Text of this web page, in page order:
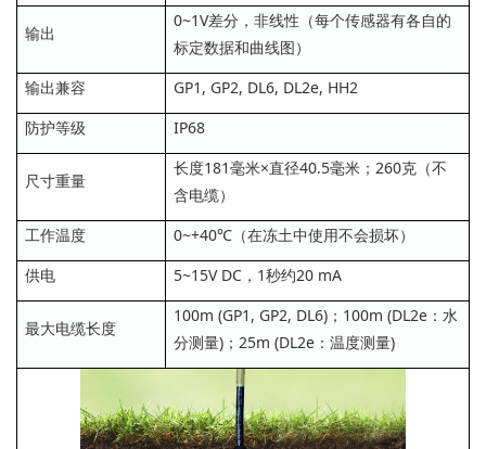
输出
0~1V差分，非线性（每个传感器有各自的
标定数据和曲线图）
输出兼容
GP1, GP2, DL6, DL2e, HH2
防护等级
IP68
尺寸重量
长度181毫米×直径40.5毫米；260克（不
含电缆）
工作温度
0~+40℃（在冻土中使用不会损坏）
供电
5~15V DC，1秒约20 mA
最大电缆长度
100m (GP1, GP2, DL6)；100m (DL2e：水
分测量)；25m (DL2e：温度测量)